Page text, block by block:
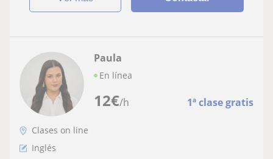
12€/h 1ª clase gratis
Paula
En línea
Clases on line
Inglés